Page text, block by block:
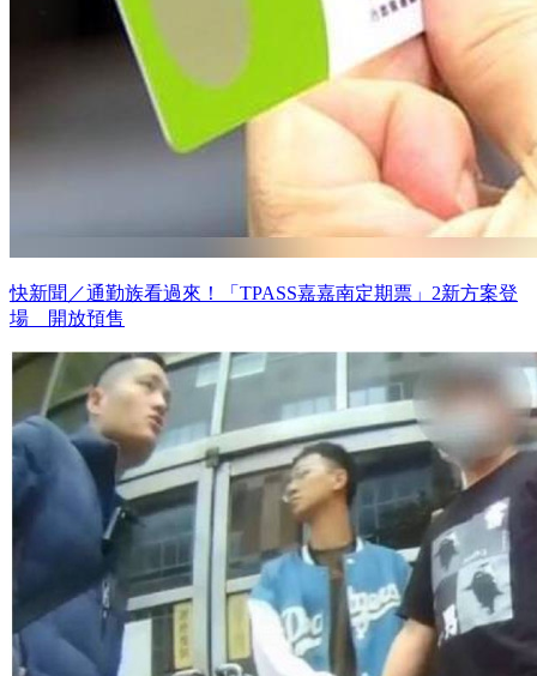
快新聞／通勤族看過來！「TPASS嘉嘉南定期票」2新方案登
場 開放預售